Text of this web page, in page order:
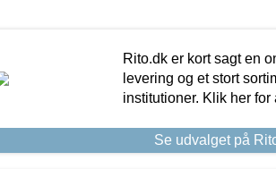
Rito.dk er kort sagt en
levering og et stort
institutioner. Klik her for
Se udvalget på